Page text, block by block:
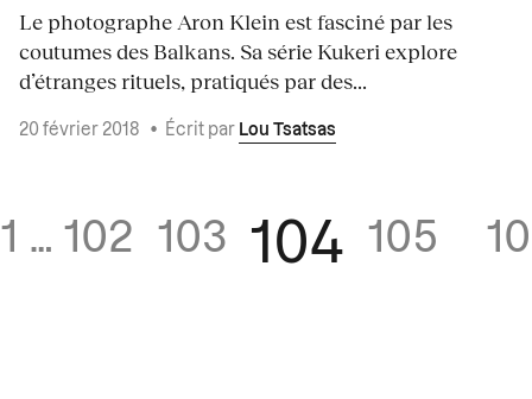
Le photographe Aron Klein est fasciné par les
coutumes des Balkans. Sa série Kukeri explore
d’étranges rituels, pratiqués par des...
20 février 2018 • Écrit par Lou Tsatsas
… 102 103 104 105